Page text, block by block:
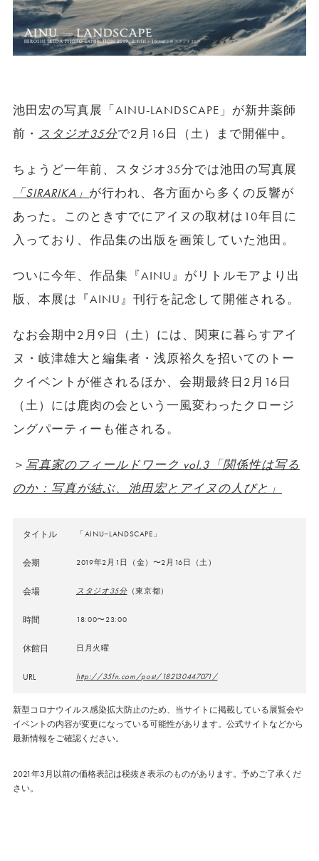
池田宏の写真展「AINU-LANDSCAPE」が新井薬師
前・ スタジオ35分で2月16日（土）まで開催中。
ちょうど一年前、スタジオ35分では池田の写真展
「SIRARIKA」 が行われ、各方面から多くの反響が
あった。このときすでにアイヌの取材は10年目に
入っており、作品集の出版を画策していた池田。
ついに今年、作品集『AINU』がリトルモアより出
版、本展は『AINU』刊行を記念して開催される。
なお会期中2月9日（土）には、関東に暮らすアイ
ヌ・岐津雄大と編集者・浅原裕久を招いてのトー
クイベントが催されるほか、会期最終日2月16日
（土）には鹿肉の会という一風変わったクロージ
ングパーティーも催される。
＞ 写真家のフィールドワーク vol.3「関係性は写る
のか：写真が結ぶ、池田宏とアイヌの人びと」
タイトル 「AINU−LANDSCAPE」
会期 2019年2月1日（金）〜2月16日（土）
会場 スタジオ35分（東京都）
時間 18:00〜23:00
休館日 日月火曜
URL http://35fn.com/post/182130447071/
新型コロナウイルス感染拡大防止のため、当サイトに掲載している展覧会や
イベントの内容が変更になっている可能性があります。公式サイトなどから
最新情報をご確認ください。
2021年3月以前の価格表記は税抜き表示のものがあります。予めご了承くだ
さい。